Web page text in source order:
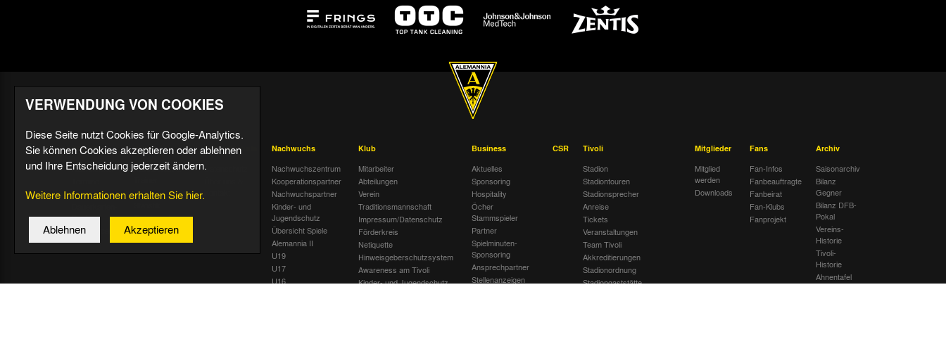
Aktuell
Nachrichten
Tivoli Echo
Deal
Radiostream
Profis
Mannschaft &
Spiele & Tabelle
Trainingsplan
Geburtstage
Fußballschule
Datenschutz
Nachwuchs
Nachwuchszentrum
Kooperationspartner
Nachwuchspartner
Kinder- und
Jugendschutz
Übersicht Spiele
Alemannia II
U19
U17
U16
Klub
Mitarbeiter
Abteilungen
Verein
Traditionsmannschaft
Impressum/Datenschutz
Förderkreis
Netiquette
Hinweisgeberschutzsystem
Awareness am Tivoli
Kinder- und Jugendschutz
Business
Aktuelles
Sponsoring
Hospitality
Öcher
Stammspieler
Partner
Spielminuten-
Sponsoring
Ansprechpartner
Stellenanzeigen
CSR
Tivoli
Stadion
Stadiontouren
Stadionsprecher
Anreise
Tickets
Veranstaltungen
Team Tivoli
Akkreditierungen
Stadionordnung
Stadiongaststätte
Mitglieder
Mitglied
werden
Downloads
Fans
Fan-Infos
Fanbeauftragte
Fanbeirat
Fan-Klubs
Fanprojekt
Archiv
Saisonarchiv
Bilanz
Gegner
Bilanz DFB-
Pokal
Vereins-
Historie
Tivoli-
Historie
Ahnentafel
VERWENDUNG VON COOKIES
Diese Seite nutzt Cookies für Google-Analytics.
Sie können Cookies akzeptieren oder ablehnen
und Ihre Entscheidung jederzeit ändern.
Weitere Informationen erhalten Sie hier.
Ablehnen Akzeptieren